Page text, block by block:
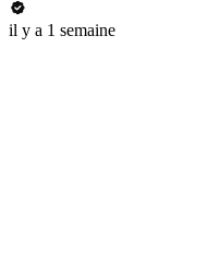
il y a 1 semaine